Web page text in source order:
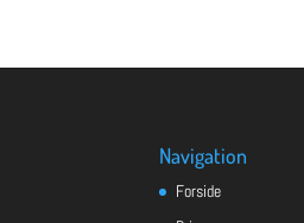
Navigation
Forside